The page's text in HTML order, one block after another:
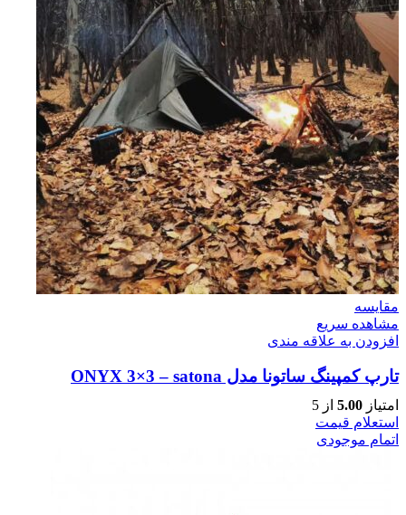
مقایسه
مشاهده سریع
افزودن به علاقه مندی
تارپ کمپینگ ساتونا مدل ONYX 3×3 – satona
امتیاز 5.00 از 5
استعلام قیمت
اتمام موجودی